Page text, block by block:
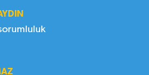
ve sorumluluk